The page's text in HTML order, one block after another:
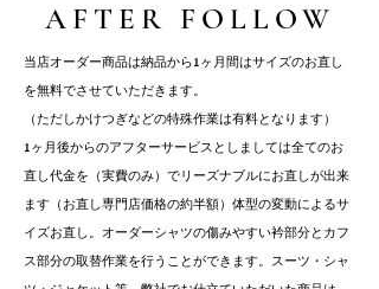
AFTER FOLLOW
当店オーダー商品は納品から1ヶ月間はサイズのお直し
を無料でさせていただきます。
（ただしかけつぎなどの特殊作業は有料となります）
1ヶ月後からのアフターサービスとしましては全てのお
直し代金を（実費のみ）でリーズナブルにお直しが出来
ます（お直し専門店価格の約半額） 体型の変動によるサ
イズお直し。 オーダーシャツの傷みやすい衿部分とカフ
ス部分の取替作業を行うことができます。 スーツ・シャ